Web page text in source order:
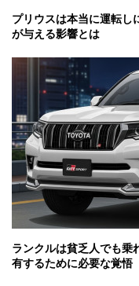
プリウスは本当に運転し
が与える影響とは
ランクルは貧乏人でも乗
有するために必要な覚悟